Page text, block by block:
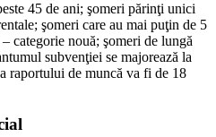
45 de ani; şomeri părinţi unici
şomeri care au mai puţin de 5
categorie nouă; şomeri de lungă
subvenţiei se majorează la
raportului de muncă va fi de 18